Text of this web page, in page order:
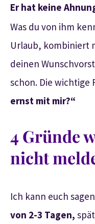
Er hat keine
Was du von ihm
Urlaub, kombiniert
deinen
schon. Die wichtige
ernst mit mir?“
4 Gründe
nicht
Ich kann euch
von 2-3 Tagen,